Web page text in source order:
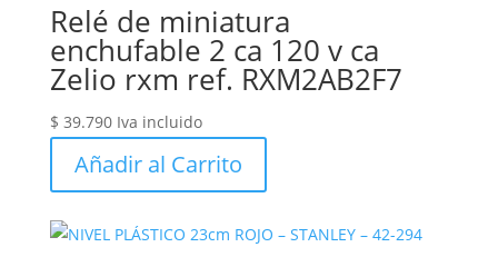
Relé de miniatura
enchufable 2 ca 120 v ca
Zelio rxm ref. RXM2AB2F7
$ 39.790 Iva incluido
Añadir al Carrito